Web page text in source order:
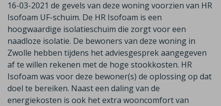
16-03-2021 de gevels van deze woning voorzien van HR
Isofoam UF-schuim. De HR Isofoam is een
hoogwaardige isolatieschuim die zorgt voor een
naadloze isolatie. De bewoners van deze woning in
Zwolle hebben tijdens het adviesgesprek aangegeven
af te willen rekenen met de hoge stookkosten. HR
Isofoam was voor deze bewoner(s) de oplossing op dat
doel te bereiken. Naast een daling van de
energiekosten is ook het extra wooncomfort van